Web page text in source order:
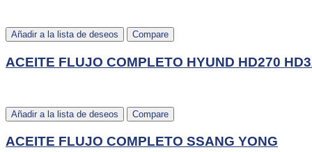
Añadir a la lista de deseos Compare
ACEITE FLUJO COMPLETO HYUND HD270
Añadir a la lista de deseos Compare
ACEITE FLUJO COMPLETO SSANG YONG